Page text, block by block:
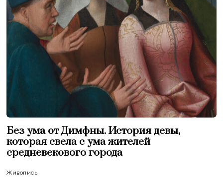
Без ума от Димфны. История девы,
которая свела с ума жителей
средневекового города
Живопись